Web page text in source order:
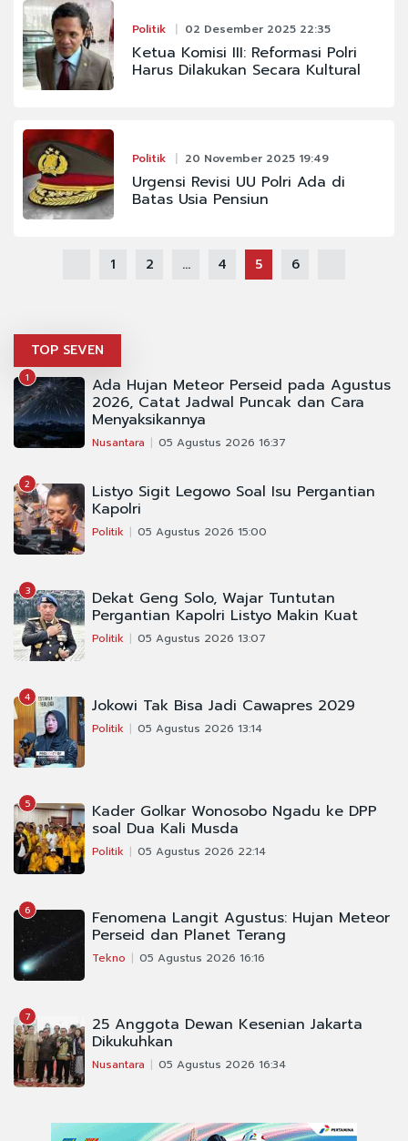
Politik 02 Desember 2025 22:35
Ketua Komisi III: Reformasi Polri
Harus Dilakukan Secara Kultural
Politik 20 November 2025 19:49
Urgensi Revisi UU Polri Ada di
Batas Usia Pensiun
1 2 ... 4 5 6
TOP SEVEN
1 Ada Hujan Meteor Perseid pada Agustus
2026, Catat Jadwal Puncak dan Cara
Menyaksikannya
Nusantara 05 Agustus 2026 16:37
2 Listyo Sigit Legowo Soal Isu Pergantian
Kapolri
Politik 05 Agustus 2026 15:00
3 Dekat Geng Solo, Wajar Tuntutan
Pergantian Kapolri Listyo Makin Kuat
Politik 05 Agustus 2026 13:07
4 Jokowi Tak Bisa Jadi Cawapres 2029
Politik 05 Agustus 2026 13:14
5 Kader Golkar Wonosobo Ngadu ke DPP
soal Dua Kali Musda
Politik 05 Agustus 2026 22:14
6 Fenomena Langit Agustus: Hujan Meteor
Perseid dan Planet Terang
Tekno 05 Agustus 2026 16:16
7 25 Anggota Dewan Kesenian Jakarta
Dikukuhkan
Nusantara 05 Agustus 2026 16:34